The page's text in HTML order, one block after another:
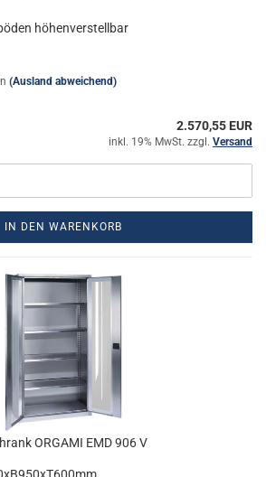
hö­hen­ver­stell­bar
(Ausland abweichend)
2.570,55 EUR
inkl. 19% MwSt. zzgl. Versand
IN DEN WARENKORB
OR­GA­MI EMD 906 V